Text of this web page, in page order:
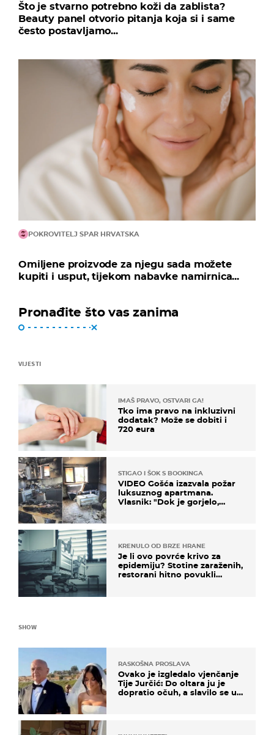
Što je stvarno potrebno koži da zablista?
Beauty panel otvorio pitanja koja si i same
često postavljamo...
POKROVITELJ SPAR HRVATSKA
Omiljene proizvode za njegu sada možete
kupiti i usput, tijekom nabavke namirnica...
Pronađite što vas zanima
VIJESTI
IMAŠ PRAVO, OSTVARI GA!
Tko ima pravo na inkluzivni
dodatak? Može se dobiti i
720 eura
STIGAO I ŠOK S BOOKINGA
VIDEO Gošća izazvala požar
luksuznog apartmana.
Vlasnik: "Dok je gorjelo,
KRENULO OD BRZE HRANE
Je li ovo povrće krivo za
epidemiju? Stotine zaraženih,
restorani hitno povukli
SHOW
RASKOŠNA PROSLAVA
Ovako je izgledalo vjenčanje
Tije Jurčić: Do oltara ju je
dopratio očuh, a slavilo se uz